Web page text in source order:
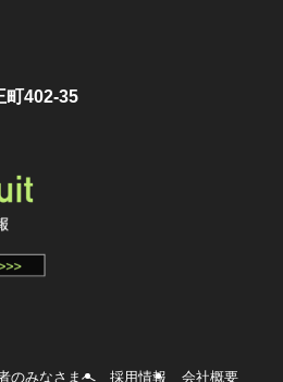
町402-35
のみなさまへ 採用情報 会社概要